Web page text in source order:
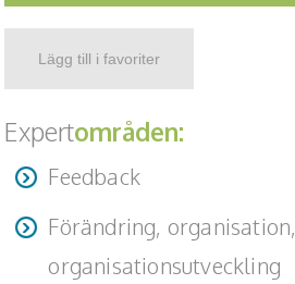
Expertområden:
Feedback
Förändring, organisation,
organisationsutveckling